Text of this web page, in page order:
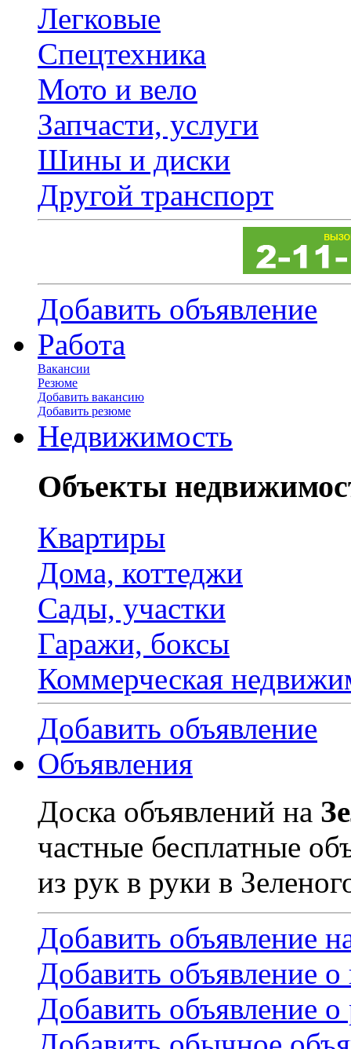
Легковые
Спецтехника
Мото и вело
Запчасти, услуги
Шины и диски
Другой транспорт
Добавить объявление
Работа
Вакансии
Резюме
Добавить вакансию
Добавить резюме
Недвижимость
Объекты
Квартиры
Дома, коттеджи
Сады, участки
Гаражи, боксы
Коммерческая
Добавить объявление
Объявления
Доска объявлений на
частные бесплатные
из рук в руки в
Добавить объявление
Добавить объявление
Добавить объявление о